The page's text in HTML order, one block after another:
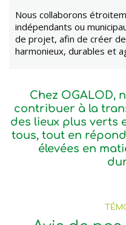
Nous collaborons
indépendants ou
de projet, afin de créer
harmonieux, durables et
Chez OGALOD,
contribuer à la
des lieux plus verts
tous, tout en
élevées en